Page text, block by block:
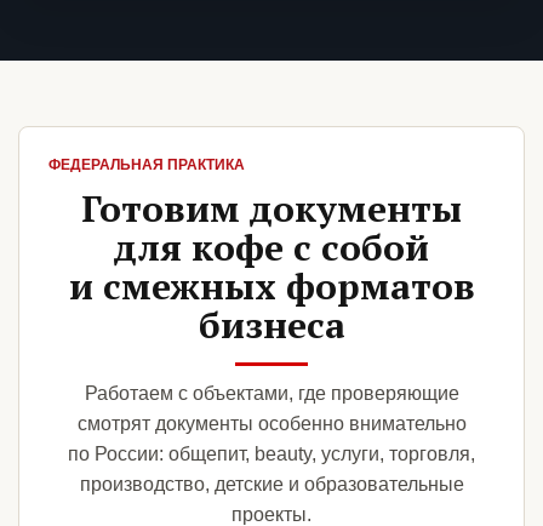
ФЕДЕРАЛЬНАЯ ПРАКТИКА
Готовим документы
для кофе с собой
и смежных форматов
бизнеса
Работаем с объектами, где проверяющие
смотрят документы особенно внимательно
по России: общепит, beauty, услуги, торговля,
производство, детские и образовательные
проекты.